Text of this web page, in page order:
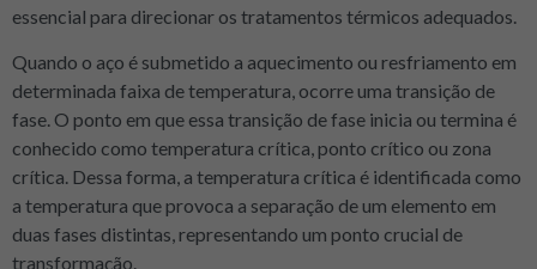
essencial para direcionar os tratamentos térmicos adequados.
Quando o aço é submetido a aquecimento ou resfriamento em
determinada faixa de temperatura, ocorre uma transição de
fase. O ponto em que essa transição de fase inicia ou termina é
conhecido como temperatura crítica, ponto crítico ou zona
crítica. Dessa forma, a temperatura crítica é identificada como
a temperatura que provoca a separação de um elemento em
duas fases distintas, representando um ponto crucial de
transformação.